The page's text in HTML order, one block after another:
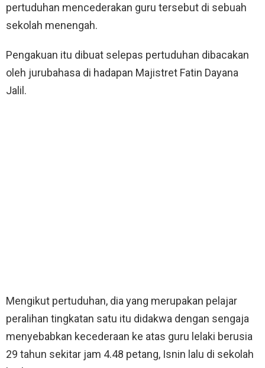
pertuduhan mencederakan guru tersebut di sebuah
sekolah menengah.
Pengakuan itu dibuat selepas pertuduhan dibacakan
oleh jurubahasa di hadapan Majistret Fatin Dayana
Jalil.
Mengikut pertuduhan, dia yang merupakan pelajar
peralihan tingkatan satu itu didakwa dengan sengaja
menyebabkan kecederaan ke atas guru lelaki berusia
29 tahun sekitar jam 4.48 petang, Isnin lalu di sekolah